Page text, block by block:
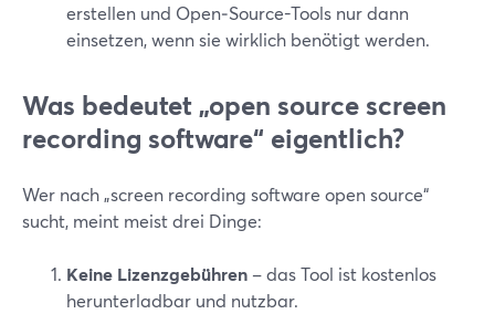
erstellen und Open‑Source-Tools nur dann
einsetzen, wenn sie wirklich benötigt werden.
Was bedeutet „open source screen
recording software“ eigentlich?
Wer nach „screen recording software open source“
sucht, meint meist drei Dinge:
Keine Lizenzgebühren – das Tool ist kostenlos
herunterladbar und nutzbar.